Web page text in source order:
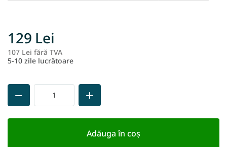
129 Lei
107 Lei fără TVA
5-10 zile lucrătoare
Adăuga în coş